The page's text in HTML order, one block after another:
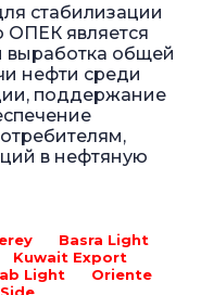
стабилизации
ОПЕК является
выработка общей
нефти среди
поддержание
в нефтяную
Basra Light
Kuwait Export
Light
Oriente